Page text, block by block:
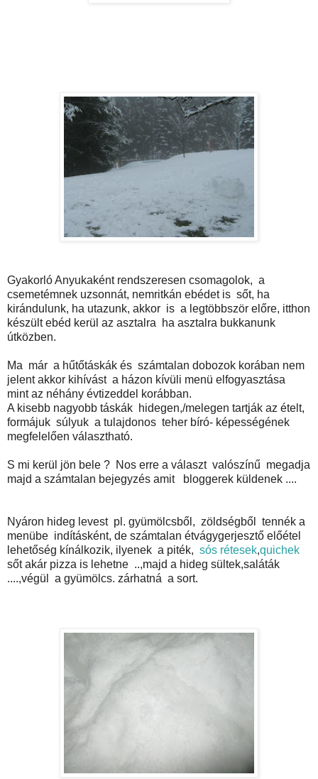
Gyakorló Anyukaként rendszeresen csomagolok, a
csemetémnek uzsonnát, nemritkán ebédet is sőt, ha
kirándulunk, ha utazunk, akkor is a legtöbbször előre, itthon
készült ebéd kerül az asztalra ha asztalra bukkanunk
útközben.
Ma már a hűtőtáskák és számtalan dobozok korában nem
jelent akkor kihívást a házon kívüli menü elfogyasztása
mint az néhány évtizeddel korábban.
A kisebb nagyobb táskák hidegen,/melegen tartják az ételt,
formájuk súlyuk a tulajdonos teher bíró- képességének
megfelelően választható.
S mi kerül jön bele ? Nos erre a választ valószínű megadja
majd a számtalan bejegyzés amit bloggerek küldenek ....
Nyáron hideg levest pl. gyümölcsből, zöldségből tennék a
menübe indításként, de számtalan étvágygerjesztő előétel
lehetőség kínálkozik, ilyenek a piték, sós rétesek,quichek
sőt akár pizza is lehetne ..,majd a hideg sültek,saláták
....,végül a gyümölcs. zárhatná a sort.